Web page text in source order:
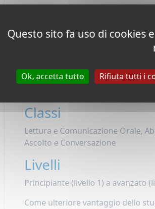
I nostri corsi generali di inglese
conversazione, ascolto, lettura,
i corsi pongono unaspeciale
Corso di Inglese
Classi
Lettura e Comunicazione Orale,
Ascolto e Conversazione
Livelli
Principiante (livello 1) a avanzato
Come ulteriore vantaggio dello
Questo sito fa uso di cookies
Ok, accetta tutto Rifiuta tutti i